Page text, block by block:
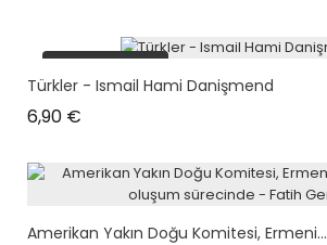
plus en stock
Türkler - Ismail Hami Danişmend
6,90 €
Amerikan Yakın Doğu Komitesi, Ermeni...